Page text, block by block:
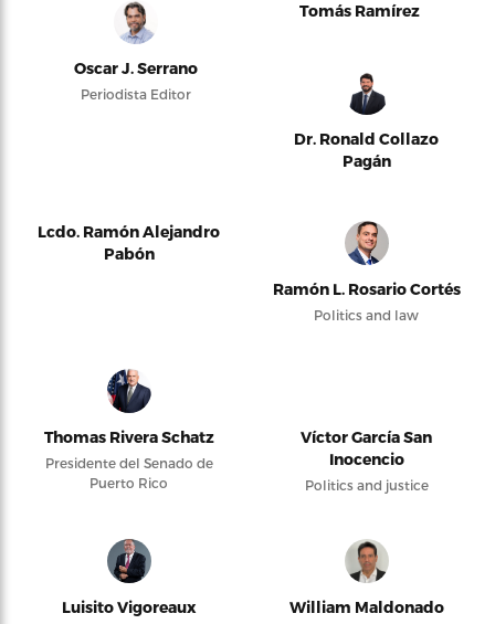
Oscar J. Serrano
Periodista Editor
Tomás Ramírez
Dr. Ronald Collazo
Pagán
Lcdo. Ramón Alejandro
Pabón
Ramón L. Rosario Cortés
Politics and law
Thomas Rivera Schatz
Presidente del Senado de
Puerto Rico
Víctor García San
Inocencio
Politics and justice
Luisito Vigoreaux William Maldonado